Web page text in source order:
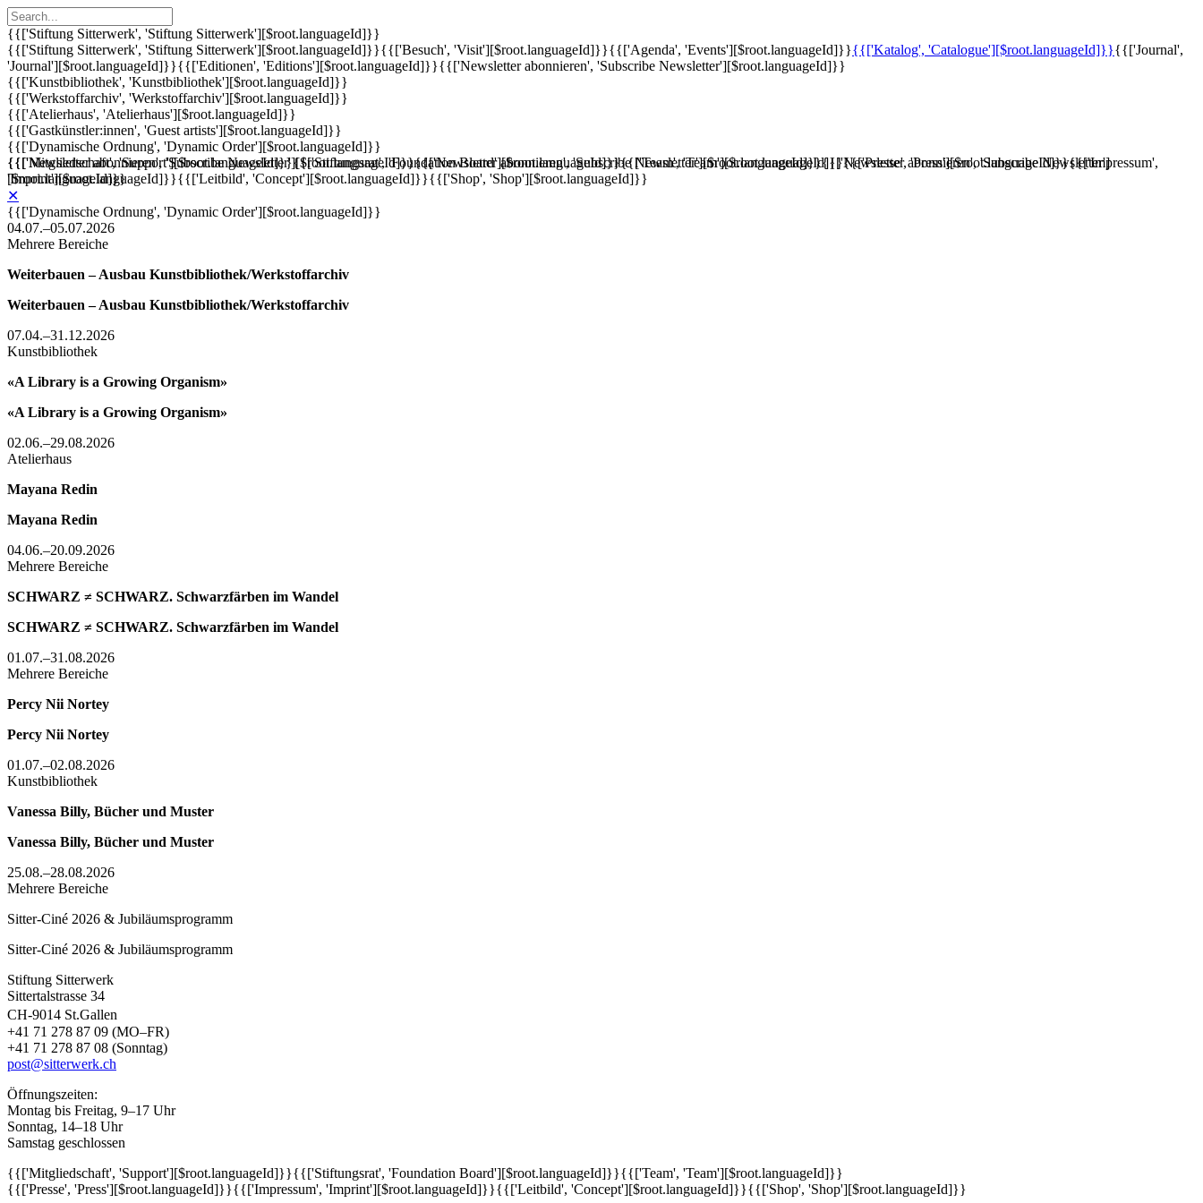
{{['Stiftung Sitterwerk', 'Stiftung Sitterwerk'][$root.languageId]}}
{{['Stiftung Sitterwerk', 'Stiftung Sitterwerk'][$root.languageId]}}{{['Besuch', 'Visit'][$root.languageId]}}{{['Agenda', 'Events'][$root.languageId]}}{{['Katalog', 'Catalogue'][$root.languageId]}}{{['Journal',
'Journal'][$root.languageId]}}{{['Editionen', 'Editions'][$root.languageId]}}{{['Newsletter abonnieren', 'Subscribe Newsletter'][$root.languageId]}}
{{['Kunstbibliothek', 'Kunstbibliothek'][$root.languageId]}}
{{['Werkstoffarchiv', 'Werkstoffarchiv'][$root.languageId]}}
{{['Atelierhaus', 'Atelierhaus'][$root.languageId]}}
{{['Gastkünstler:innen', 'Guest artists'][$root.languageId]}}
{{['Dynamische Ordnung', 'Dynamic Order'][$root.languageId]}}
{{['Mitgliedschaft', 'Support'][$root.languageId]}}{{['Stiftungsrat', 'Foundation Board'][$root.languageId]}}{{['Team', 'Team'][$root.languageId]}}{{['Presse', 'Press'][$root.languageId]}}{{['Impressum',
'Imprint'][$root.languageId]}}{{['Leitbild', 'Concept'][$root.languageId]}}{{['Shop', 'Shop'][$root.languageId]}}
{{['Newsletter abonnieren', 'Subscribe Newsletter'][$root.languageId]}}{{['Newsletter abonnieren', 'Subscribe Newsletter'][$root.languageId]}}{{['Newsletter abonnieren', 'Subscribe Newsletter']
[$root.languageId]}}
✕
{{['Dynamische Ordnung', 'Dynamic Order'][$root.languageId]}}
04.07.–05.07.2026
Mehrere Bereiche
Weiterbauen – Ausbau Kunstbibliothek/Werkstoffarchiv
Weiterbauen – Ausbau Kunstbibliothek/Werkstoffarchiv
07.04.–31.12.2026
Kunstbibliothek
«A Library is a Growing Organism»
«A Library is a Growing Organism»
02.06.–29.08.2026
Atelierhaus
Mayana Redin
Mayana Redin
04.06.–20.09.2026
Mehrere Bereiche
SCHWARZ ≠ SCHWARZ. Schwarzfärben im Wandel
SCHWARZ ≠ SCHWARZ. Schwarzfärben im Wandel
01.07.–31.08.2026
Mehrere Bereiche
Percy Nii Nortey
Percy Nii Nortey
01.07.–02.08.2026
Kunstbibliothek
Vanessa Billy, Bücher und Muster
Vanessa Billy, Bücher und Muster
25.08.–28.08.2026
Mehrere Bereiche
Sitter-Ciné 2026 & Jubiläumsprogramm
Sitter-Ciné 2026 & Jubiläumsprogramm
Stiftung Sitterwerk
Sittertalstrasse 34
CH-9014 St.Gallen
+41 71 278 87 09 (MO–FR)
+41 71 278 87 08 (Sonntag)
post@sitterwerk.ch
Öffnungszeiten:
Montag bis Freitag, 9–17 Uhr
Sonntag, 14–18 Uhr
Samstag geschlossen
{{['Mitgliedschaft', 'Support'][$root.languageId]}}{{['Stiftungsrat', 'Foundation Board'][$root.languageId]}}{{['Team', 'Team'][$root.languageId]}}
{{['Presse', 'Press'][$root.languageId]}}{{['Impressum', 'Imprint'][$root.languageId]}}{{['Leitbild', 'Concept'][$root.languageId]}}{{['Shop', 'Shop'][$root.languageId]}}